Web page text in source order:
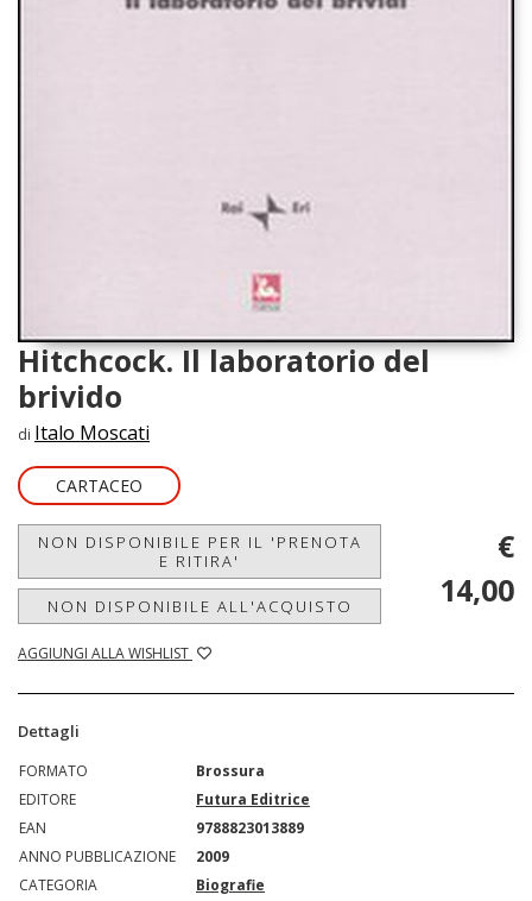
Hitchcock. Il laboratorio del
brivido
di Italo Moscati
CARTACEO
NON DISPONIBILE PER IL 'PRENOTA
E RITIRA'
NON DISPONIBILE ALL'ACQUISTO
AGGIUNGI ALLA WISHLIST
€
14,00
Dettagli
FORMATO
Brossura
EDITORE
Futura Editrice
EAN
9788823013889
ANNO PUBBLICAZIONE
2009
CATEGORIA
Biografie